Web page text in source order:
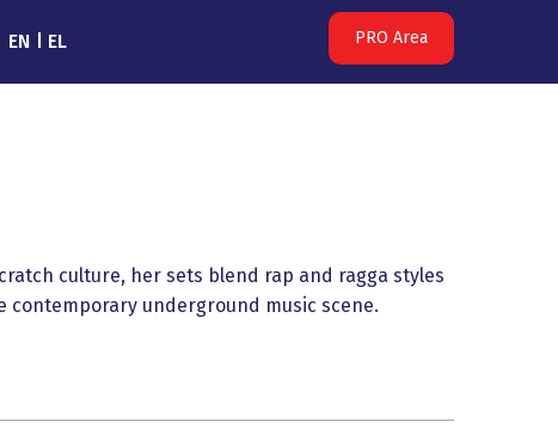
EN EL PRO Area
culture, her sets blend rap and ragga styles
underground music scene.